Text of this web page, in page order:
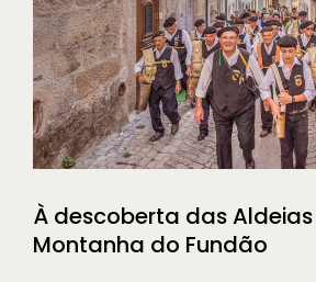
À descoberta das
Montanha do Fundão